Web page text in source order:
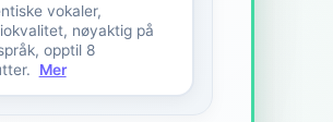
vokaler,
nøyaktig på
opptil 8
Mer